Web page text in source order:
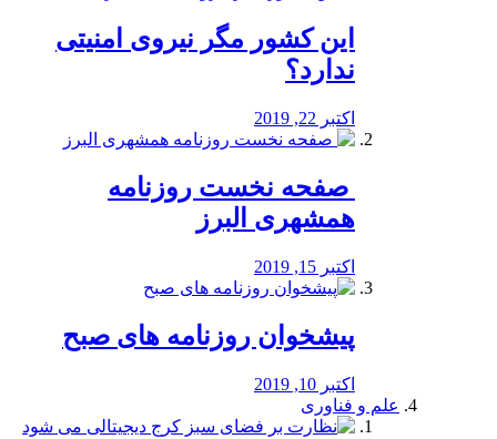
این کشور مگر نیروی امنیتی
ندارد؟
اکتبر 22, 2019
️ صفحه نخست روزنامه‌
همشهری البرز
اکتبر 15, 2019
پیشخوان روزنامه های صبح
اکتبر 10, 2019
علم و فناوری